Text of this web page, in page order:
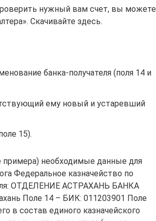
нужный вам счет, вы можете
Скачивайте здесь.
банка-получателя (поля 14 и
ему новый и устаревший
15).
необходимые данные для
Федеральное казначейство по
ОТДЕЛЕНИЕ АСТРАХАНЬ БАНКА
Поле 14 – БИК: 011203901 Поле
в состав единого казначейского